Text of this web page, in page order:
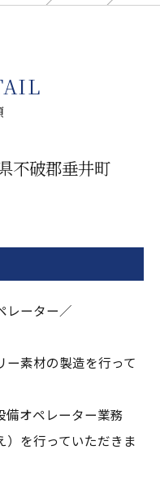
不破郡垂井町
レーター／
ー素材の製造を行って
備オペレーター業務
）を行っていただきま